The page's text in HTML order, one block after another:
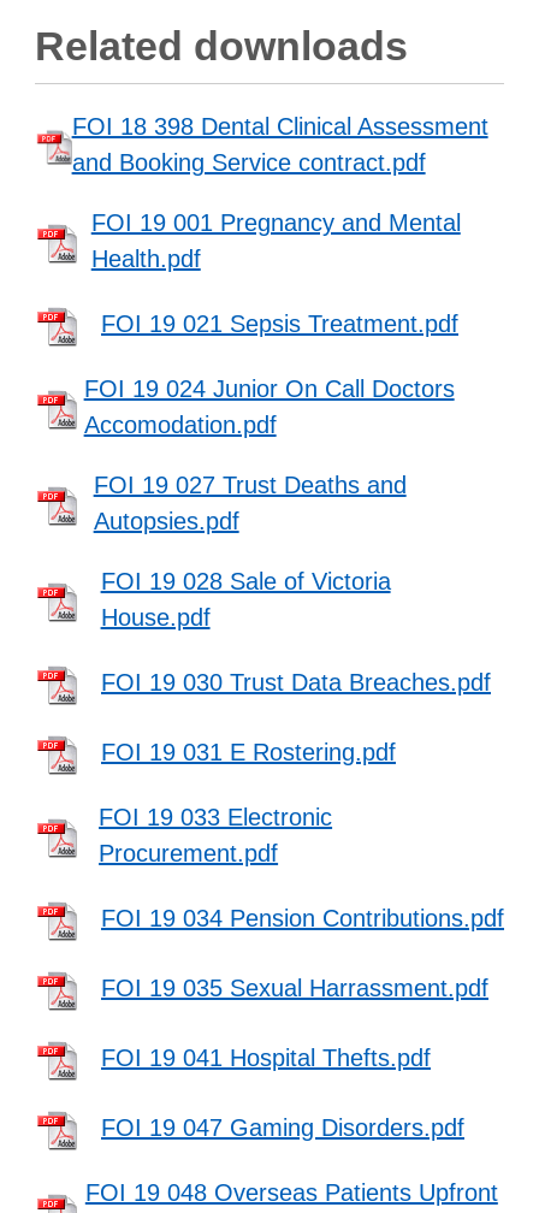
Related downloads
FOI 18 398 Dental Clinical Assessment
and Booking Service contract.pdf
FOI 19 001 Pregnancy and Mental
Health.pdf
FOI 19 021 Sepsis Treatment.pdf
FOI 19 024 Junior On Call Doctors
Accomodation.pdf
FOI 19 027 Trust Deaths and
Autopsies.pdf
FOI 19 028 Sale of Victoria
House.pdf
FOI 19 030 Trust Data Breaches.pdf
FOI 19 031 E Rostering.pdf
FOI 19 033 Electronic
Procurement.pdf
FOI 19 034 Pension Contributions.pdf
FOI 19 035 Sexual Harrassment.pdf
FOI 19 041 Hospital Thefts.pdf
FOI 19 047 Gaming Disorders.pdf
FOI 19 048 Overseas Patients Upfront